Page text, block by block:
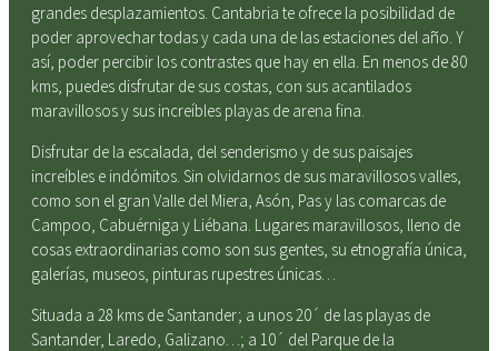
grandes desplazamientos. Cantabria te ofrece la posibilidad de
poder aprovechar todas y cada una de las estaciones del año. Y
así, poder percibir los contrastes que hay en ella. En menos de 80
kms, puedes disfrutar de sus costas, con sus acantilados
maravillosos y sus increíbles playas de arena fina.
Disfrutar de la escalada, del senderismo y de sus paisajes
increíbles e indómitos. Sin olvidarnos de sus maravillosos valles,
como son el gran Valle del Miera, Asón, Pas y las comarcas de
Campoo, Cabuérniga y Liébana. Lugares maravillosos, lleno de
cosas extraordinarias como son sus gentes, su etnografía única,
galerías, museos, pinturas rupestres únicas…
Situada a 28 kms de Santander; a unos 20´ de las playas de
Santander, Laredo, Galizano…; a 10´ del Parque de la